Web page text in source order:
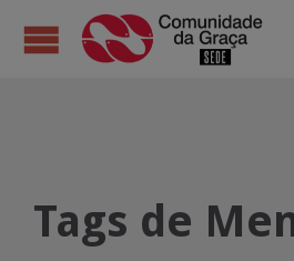
Tags de